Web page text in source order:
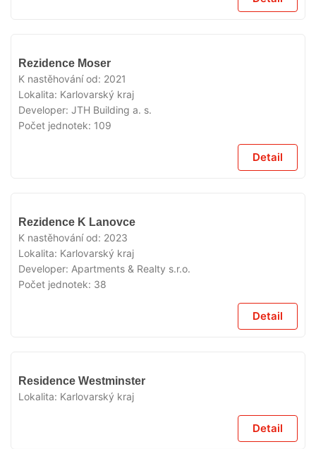
Rezidence Moser
K nastěhování od: 2021
Lokalita: Karlovarský kraj
Developer: JTH Building a. s.
Počet jednotek: 109
Detail
Rezidence K Lanovce
K nastěhování od: 2023
Lokalita: Karlovarský kraj
Developer: Apartments & Realty s.r.o.
Počet jednotek: 38
Detail
Residence Westminster
Lokalita: Karlovarský kraj
Detail